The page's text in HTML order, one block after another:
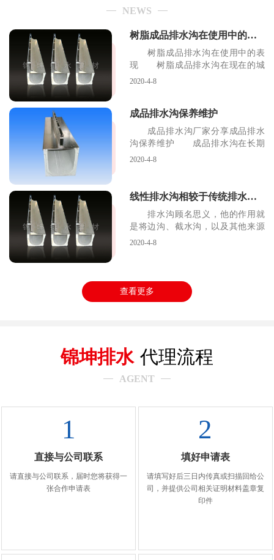
NEWS
树脂成品排水沟在使用中的表现
树脂成品排水沟在使用中的表
现 树脂成品排水沟在现在的城
市排水系统中起着很重
2020-4-8
成品排水沟保养维护
成品排水沟厂家分享成品排水
沟保养维护 成品排水沟在长期
的运用之中可能会有一
2020-4-8
线性排水沟相较于传统排水沟的优势
排水沟顾名思义，他的作用就
是将边沟、截水沟，以及其他来源
的水流，引至路基范围
2020-4-8
查看更多
锦坤排水 代理流程
AGENT
1
直接与公司联系
请直接与公司联系，届时您将获得一
张合作申请表
2
填好申请表
请填写好后三日内传真或扫描回给公
司，并提供公司相关证明材料盖章复
印件